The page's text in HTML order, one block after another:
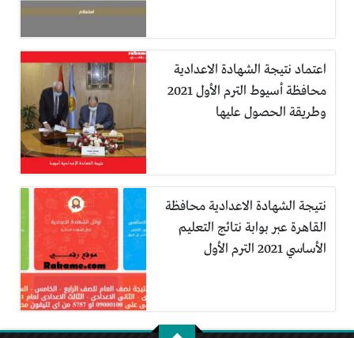
اعتماد نتيجة الشهادة الاعدادية
محافظة أسيوط الترم الأول 2021
وطريقة الحصول عليها
نتيجة الشهادة الاعدادية محافظة
القاهرة عبر بوابة نتائج التعليم
الأساسي 2021 الترم الأول